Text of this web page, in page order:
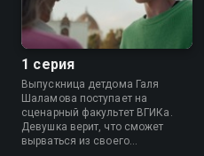
1 серия
Выпускница детдома Галя
Шаламова поступает на
сценарный факультет ВГИКа.
Девушка верит, что сможет
вырваться из своего